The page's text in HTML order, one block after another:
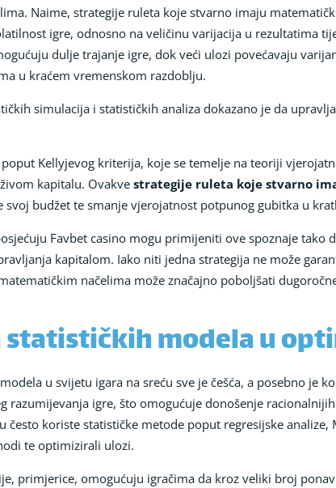
Naime, strategije ruleta koje stvarno imaju
igre, odnosno na veličinu varijacija u rezultatima
dulje trajanje igre, dok veći ulozi povećavaju
u kraćem vremenskom razdoblju.
simulacija i statističkih analiza dokazano je da
Kellyjevog kriterija, koje se temelje na teoriji
kapitalu. Ovakve strategije ruleta koje stvarno
svoj budžet te smanje vjerojatnost potpunog gubitka u
Favbet casino mogu primijeniti ove spoznaje
kapitalom. Iako niti jedna strategija ne može
načelima može značajno poboljšati
modela u
u svijetu igara na sreću sve je češća, a posebno je
razumijevanja igre, što omogućuje donošenje
često koriste statističke metode poput regresijske
te optimizirali ulozi.
primjerice, omogućuju igračima da kroz veliki broj